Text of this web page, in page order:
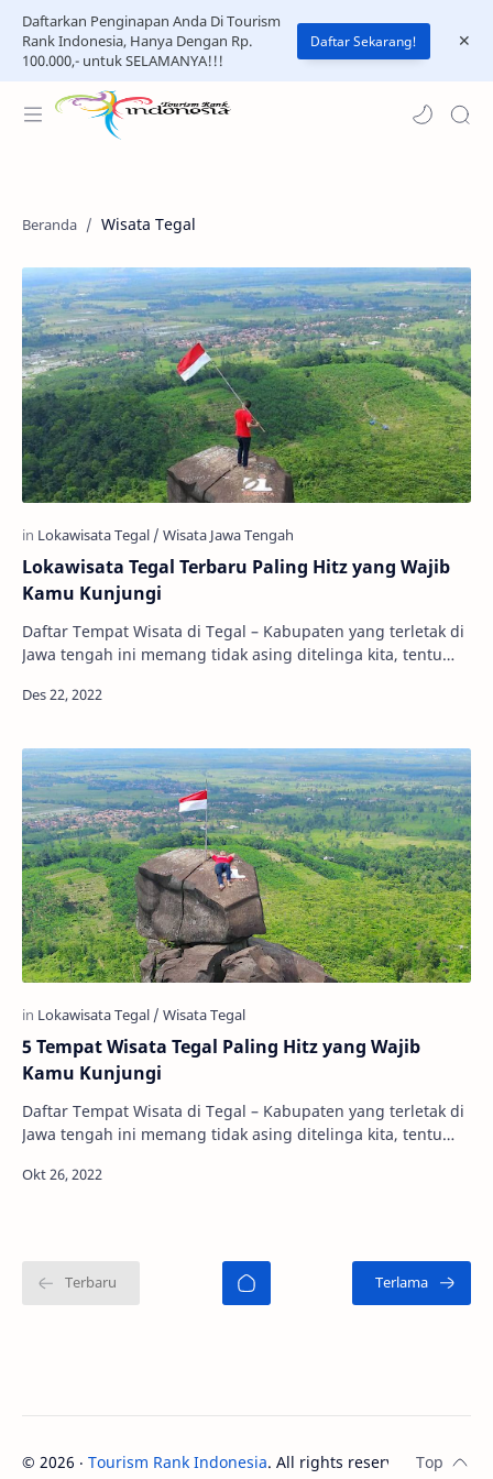
Daftarkan Penginapan Anda Di Tourism
Rank Indonesia, Hanya Dengan Rp.
100.000,- untuk SELAMANYA!!!
Daftar Sekarang!
Wisata Tegal
Lokawisata Tegal Terbaru Paling Hitz yang Wajib
Kamu Kunjungi
Daftar Tempat Wisata di Tegal – Kabupaten yang terletak di
Jawa tengah ini memang tidak asing ditelinga kita, tentu
5 Tempat Wisata Tegal Paling Hitz yang Wajib
Kamu Kunjungi
Daftar Tempat Wisata di Tegal – Kabupaten yang terletak di
Jawa tengah ini memang tidak asing ditelinga kita, tentu
© 2026 ‧ Tourism Rank Indonesia. All rights reserved.